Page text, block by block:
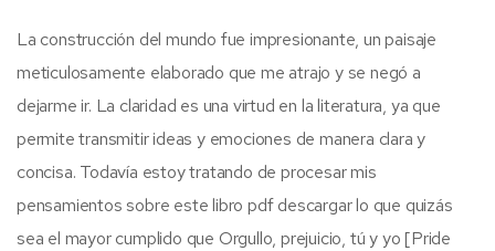
La construcción del mundo fue impresionante, un paisaje
meticulosamente elaborado que me atrajo y se negó a
dejarme ir. La claridad es una virtud en la literatura, ya que
permite transmitir ideas y emociones de manera clara y
concisa. Todavía estoy tratando de procesar mis
pensamientos sobre este libro pdf descargar lo que quizás
sea el mayor cumplido que Orgullo, prejuicio, tú y yo [Pride